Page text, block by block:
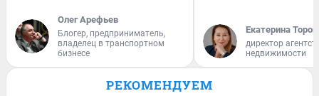
Олег Арефьев
Блогер, предприниматель,
владелец в транспортном
бизнесе
Екатерина
директор
недвижимости
РЕКОМЕНДУЕМ